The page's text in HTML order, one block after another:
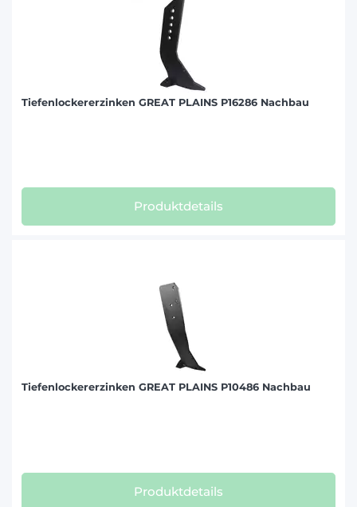
Tiefenlockererzinken GREAT PLAINS P16286 Nachbau
Produktdetails
Tiefenlockererzinken GREAT PLAINS P10486 Nachbau
Produktdetails